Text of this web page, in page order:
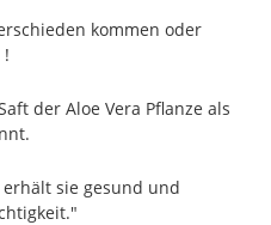
kommen oder
der Aloe Vera Pflanze als
sie gesund und